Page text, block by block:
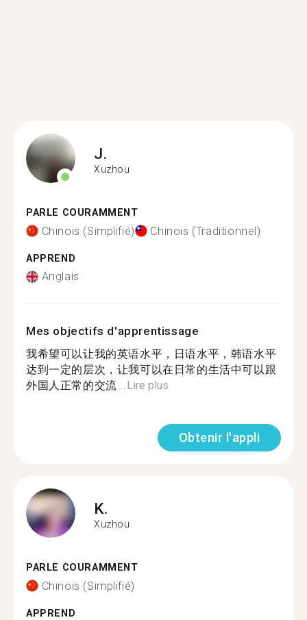
J.
Xuzhou
PARLE COURAMMENT
Chinois (Simplifié) Chinois (Traditionnel)
APPREND
Anglais
Mes objectifs d'apprentissage
我希望可以让我的英语水平，日语水平，韩语水平
达到一定的层次，让我可以在日常的生活中可以跟
外国人正常的交流...Lire plus
Obtenir l'appli
K.
Xuzhou
PARLE COURAMMENT
Chinois (Simplifié)
APPREND